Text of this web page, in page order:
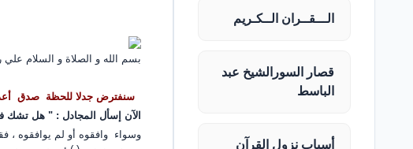
الـــقــران الــكـريم
قصار السورالشيخ عبد
الباسط
أسباب نزول القرآن
بسم الله و الصلاة و السلام علي
سنفترض جدلا للحظة صدق
الآن إسأل المجادل : " هل تشك
وسواء وافقوه أو لم يوافقوه